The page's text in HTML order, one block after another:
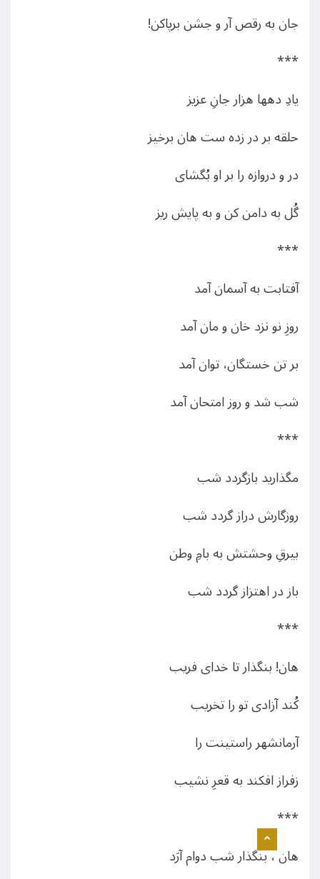
جان به رقص آر و جشن برپاکن!
***
یادِ دهها هزار جانِ عزیز
حلقه بر در زده ست هان برخیز
در و دروازه را بر او بُگشای
گُل به دامن کن و به پایش ریز
***
آفتابت به آسمان آمد
روزِ نو نزد خان و مان آمد
بر تن خستگان، توان آمد
شب شد و روز امتحان آمد
***
مگذارید بازگردد شب
روزگارش دراز گردد شب
بیرقِ وحشتش به بامِ وطن
باز در اهتزاز گردد شب
***
هان! بنگذار تا خدای فریب
کُند آزادی تو را تخریب
آرمانشهر راستینت را
زفراز افکند به قعرِ نشیب
***
هان ، بنگذار شب دوام آرَد